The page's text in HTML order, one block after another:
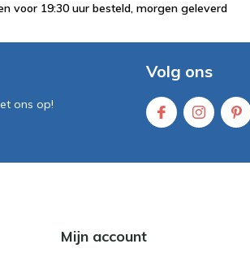
voor 19:30 uur besteld, morgen geleverd
ons op!
Volg ons
Mijn account